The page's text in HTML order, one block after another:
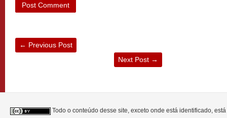
← Previous Post
Next Post →
Todo o conteúdo desse site, exceto onde está identificado,